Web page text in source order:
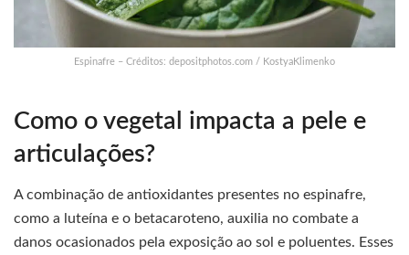
Espinafre – Créditos: depositphotos.com / KostyaKlimenko
Como o vegetal impacta a pele e
articulações?
A combinação de antioxidantes presentes no espinafre,
como a luteína e o betacaroteno, auxilia no combate a
danos ocasionados pela exposição ao sol e poluentes. Esses